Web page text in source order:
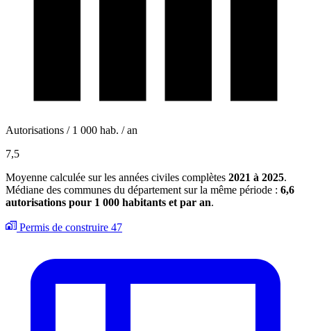
Autorisations / 1 000 hab. / an
7,5
Moyenne calculée sur les années civiles complètes 2021 à 2025.
Médiane des communes du département sur la même période : 6,6
autorisations pour 1 000 habitants et par an.
Permis de construire 47